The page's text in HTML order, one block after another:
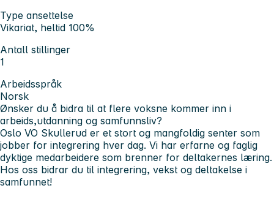
Type ansettelse
Vikariat, heltid 100%
Antall stillinger
1
Arbeidsspråk
Norsk
Ønsker du å bidra til at flere voksne kommer inn i
arbeids,utdanning og samfunnsliv?
Oslo VO Skullerud er et stort og mangfoldig senter som
jobber for integrering hver dag. Vi har erfarne og faglig
dyktige medarbeidere som brenner for deltakernes læring.
Hos oss bidrar du til integrering, vekst og deltakelse i
samfunnet!